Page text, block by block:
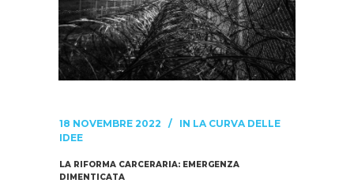
18 NOVEMBRE 2022 IN LA CURVA DELLE
IDEE
LA RIFORMA CARCERARIA: EMERGENZA
DIMENTICATA